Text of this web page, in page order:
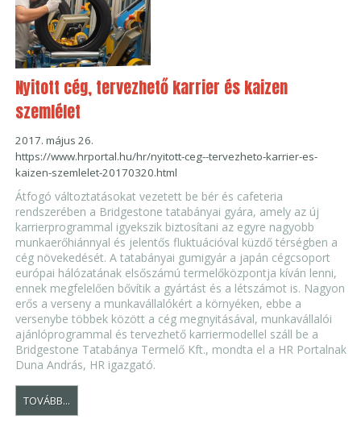
Nyitott cég, tervezhető karrier és kaizen
szemlélet
2017. május 26.
https://www.hrportal.hu/hr/nyitott-ceg--tervezheto-karrier-es-
kaizen-szemlelet-20170320.html
Átfogó változtatásokat vezetett be bér és cafeteria
rendszerében a Bridgestone tatabányai gyára, amely az új
karrierprogrammal igyekszik biztosítani az egyre nagyobb
munkaerőhiánnyal és jelentős fluktuációval küzdő térségben a
cég növekedését. A tatabányai gumigyár a japán cégcsoport
európai hálózatának elsőszámú termelőközpontja kíván lenni,
ennek megfelelően bővítik a gyártást és a létszámot is. Nagyon
erős a verseny a munkavállalókért a környéken, ebbe a
versenybe többek között a cég megnyitásával, munkavállalói
ajánlóprogrammal és tervezhető karriermodellel száll be a
Bridgestone Tatabánya Termelő Kft., mondta el a HR Portalnak
Duna András, HR igazgató.
TOVÁBB...